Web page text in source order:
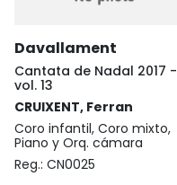
Davallament
Cantata de Nadal 2017 -
vol. 13
CRUIXENT, Ferran
Coro infantil, Coro mixto,
Piano y Orq. cámara
Reg.: CN0025